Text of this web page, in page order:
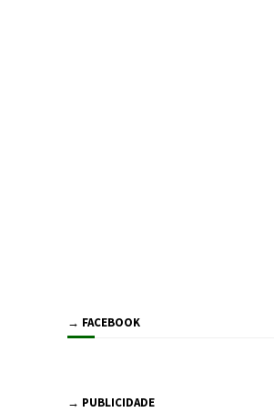
→ FACEBOOK
→ PUBLICIDADE